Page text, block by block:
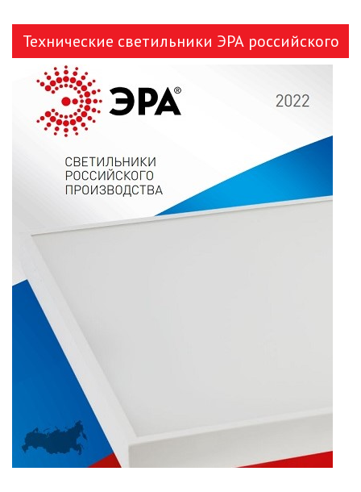
НАСТОЛЬНЫЕ СВЕТИЛЬНИКИ
НИЗКОВОЛЬТНОЕ
НОВОГОДНЕЕ ОСВЕЩЕНИЕ
ОТВЕРТКИ
ПАЯЛЬНОЕ ОБОРУДОВАНИЕ
СЕТЕВЫЕ ФИЛЬТРЫ, СИЛОВЫЕ
РАЗЪЕМЫ И УДЛИНИТЕЛИ,
ТРОЙНИКИ И КОЛОДКИ, ВИЛКИ
Технические светильники ЭРА российского